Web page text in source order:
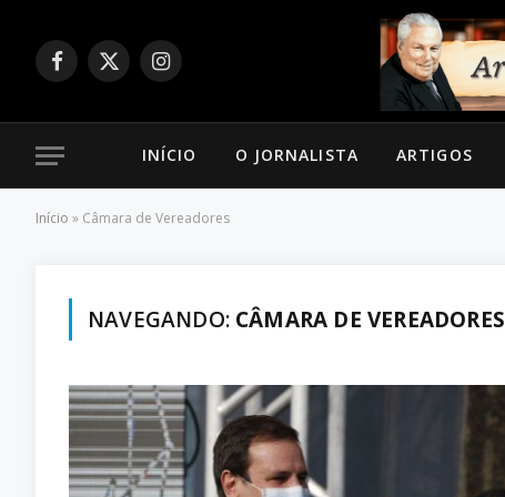
Facebook
X
Instagram
INÍCIO O JORNALISTA ARTIGOS
Início » Câmara de Vereadores
NAVEGANDO: CÂMARA DE VEREADORES